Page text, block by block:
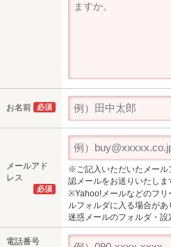
お名前 必須
メールアド
レス
必須
※ご記入いただいたメール
認メールをお送りいたしま
※Yahoo!メールなどのフリ
ルフォルダに入る場合があ
迷惑メールのフォルダ・設
電話番号